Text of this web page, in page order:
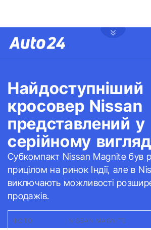
Найдоступніший
кросовер Nissan
представлений у
серійному
Субкомпакт Nissan Magnite був
прицілом на ринок Індії, але в
виключають можливості
продажів.
ФОТО: NISSAN MAGNITE